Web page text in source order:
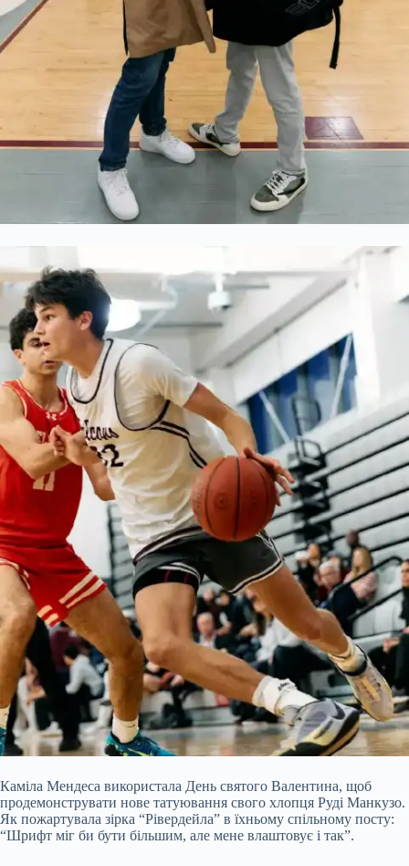
Каміла Мендеса використала День святого Валентина, щоб
продемонструвати нове татуювання свого хлопця Руді Манкузо.
Як пожартувала зірка “Рівердейла” в їхньому спільному посту:
“Шрифт міг би бути більшим, але мене влаштовує і так”.